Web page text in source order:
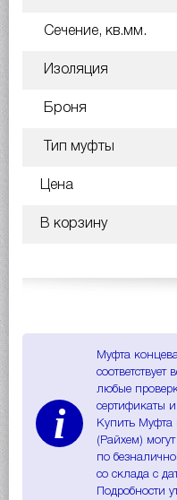
Сечение, кв.мм.
Изоляция
Броня
Тип муфты
Цена
В корзину
i
Муфта
любые
сертификаты и
Купить Муфта
(Райхем)
по
со склада с
Подробности